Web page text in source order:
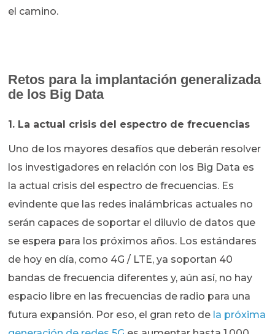
el camino.
Retos para la implantación generalizada
de los Big Data
1. La actual crisis del espectro de frecuencias
Uno de los mayores desafíos que deberán resolver
los investigadores en relación con los Big Data es
la actual crisis del espectro de frecuencias. Es
evindente que las redes inalámbricas actuales no
serán capaces de soportar el diluvio de datos que
se espera para los próximos años. Los estándares
de hoy en día, como 4G / LTE, ya soportan 40
bandas de frecuencia diferentes y, aún así, no hay
espacio libre en las frecuencias de radio para una
futura expansión. Por eso, el gran reto de la próxima